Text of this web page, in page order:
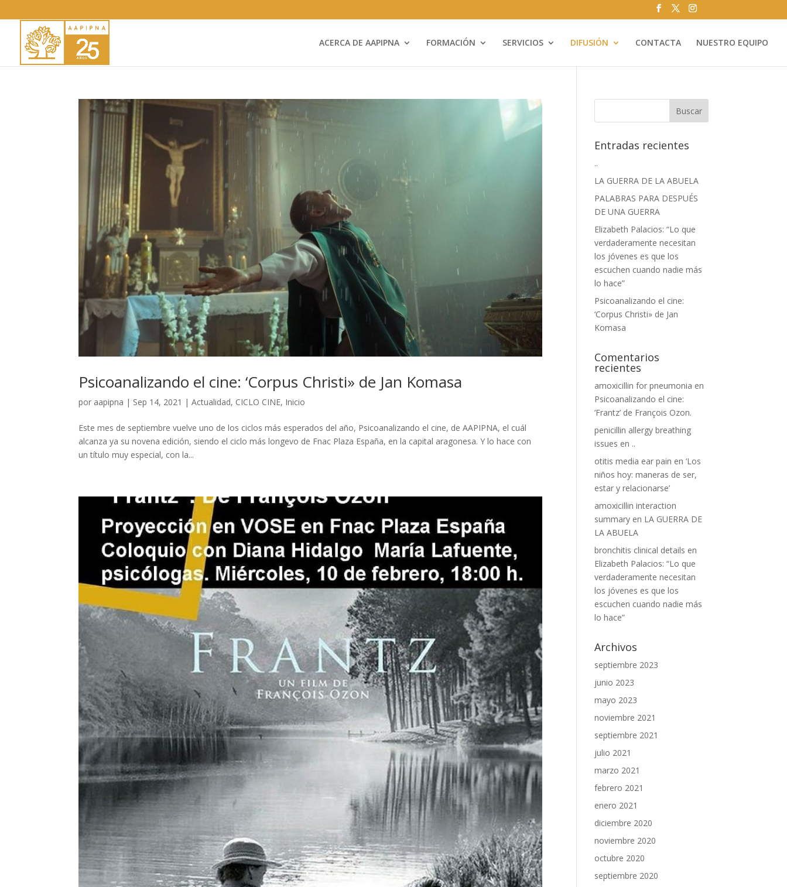
ACERCA DE AAPIPNA FORMACIÓN SERVICIOS DIFUSIÓN CONTACTA NUESTRO EQUIPO
Psicoanalizando el cine: ‘Corpus Christi» de Jan Komasa
por aapipna | Sep 14, 2021 |Actualidad, CICLO CINE, Inicio
Este mes de septiembre vuelve uno de los ciclos más esperados del año, Psicoanalizando el cine, de AAPIPNA, el cuál
alcanza ya su novena edición, siendo el ciclo más longevo de Fnac Plaza España, en la capital aragonesa. Y lo hace con
un título muy especial, con la...
Entradas recientes
..
LA GUERRA DE LA ABUELA
PALABRAS PARA DESPUÉS
DE UNA GUERRA
Elizabeth Palacios: “Lo que
verdaderamente necesitan
los jóvenes es que los
escuchen cuando nadie más
lo hace”
Psicoanalizando el cine:
‘Corpus Christi» de Jan
Komasa
Comentarios
recientes
amoxicillin for pneumonia en
Psicoanalizando el cine:
‘Frantz’ de François Ozon.
penicillin allergy breathing
issues en ..
otitis media ear pain en‘Los
niños hoy: maneras de ser,
estar y relacionarse’
amoxicillin interaction
summary en LA GUERRA DE
LA ABUELA
bronchitis clinical details en
Elizabeth Palacios: “Lo que
verdaderamente necesitan
los jóvenes es que los
escuchen cuando nadie más
lo hace”
Archivos
septiembre 2023
junio 2023
mayo 2023
noviembre 2021
septiembre 2021
julio 2021
marzo 2021
febrero 2021
enero 2021
diciembre 2020
noviembre 2020
octubre 2020
septiembre 2020